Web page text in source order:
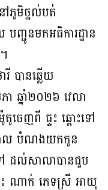
ៅភូមិថ្នល់បត់
ជូនមកអធិការដ្ឋាន
បានឆ្លើយ
ឆ្នាំ២០២៦ វេលា
េញពី ផ្ទះ ឆ្ពោះទៅ
ោល បំណងយកកូន
ដល់សាលាបានជួប
ណាក់ ភេទស្រី អាយុ